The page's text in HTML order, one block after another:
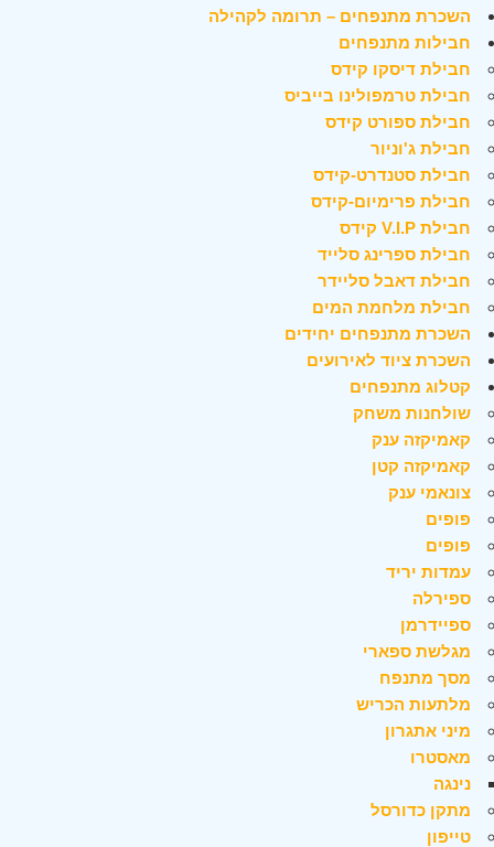
השכרת מתנפחים – תרומה לקהילה
חבילות מתנפחים
חבילת דיסקו קידס
חבילת טרמפולינו בייביס
חבילת ספורט קידס
חבילת ג'וניור
חבילת סטנדרט-קידס
חבילת פרימיום-קידס
חבילת V.I.P קידס
חבילת ספרינג סלייד
חבילת דאבל סליידר
חבילת מלחמת המים
השכרת מתנפחים יחידים
השכרת ציוד לאירועים
קטלוג מתנפחים
שולחנות משחק
קאמיקזה ענק
קאמיקזה קטן
צונאמי ענק
פופים
פופים
עמדות יריד
ספירלה
ספיידרמן
מגלשת ספארי
מסך מתנפח
מלתעות הכריש
מיני אתגרון
מאסטרו
נינגה
מתקן כדורסל
טייפון